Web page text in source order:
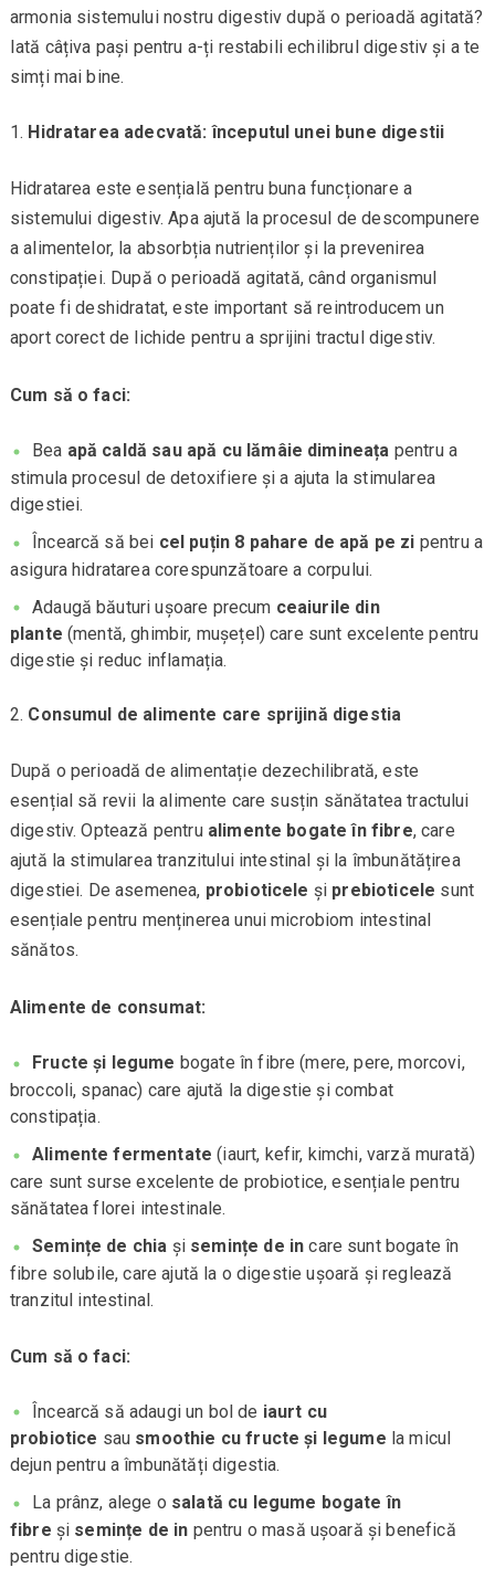
armonia sistemului nostru digestiv după o perioadă agitată?
Iată câțiva pași pentru a-ți restabili echilibrul digestiv și a te
simți mai bine.
Hidratarea adecvată: începutul unei bune digestii
Hidratarea este esențială pentru buna funcționare a
sistemului digestiv. Apa ajută la procesul de descompunere
a alimentelor, la absorbția nutrienților și la prevenirea
constipației. După o perioadă agitată, când organismul
poate fi deshidratat, este important să reintroducem un
aport corect de lichide pentru a sprijini tractul digestiv.
Cum să o faci:
Bea apă caldă sau apă cu lămâie dimineața pentru a
stimula procesul de detoxifiere și a ajuta la stimularea
digestiei.
Încearcă să bei cel puțin 8 pahare de apă pe zi pentru a
asigura hidratarea corespunzătoare a corpului.
Adaugă băuturi ușoare precum ceaiurile din
plante (mentă, ghimbir, mușețel) care sunt excelente pentru
digestie și reduc inflamația.
Consumul de alimente care sprijină digestia
După o perioadă de alimentație dezechilibrată, este
esențial să revii la alimente care susțin sănătatea tractului
digestiv. Optează pentru alimente bogate în fibre, care
ajută la stimularea tranzitului intestinal și la îmbunătățirea
digestiei. De asemenea, probioticele și prebioticele sunt
esențiale pentru menținerea unui microbiom intestinal
sănătos.
Alimente de consumat:
Fructe și legume bogate în fibre (mere, pere, morcovi,
broccoli, spanac) care ajută la digestie și combat
constipația.
Alimente fermentate (iaurt, kefir, kimchi, varză murată)
care sunt surse excelente de probiotice, esențiale pentru
sănătatea florei intestinale.
Semințe de chia și semințe de in care sunt bogate în
fibre solubile, care ajută la o digestie ușoară și reglează
tranzitul intestinal.
Cum să o faci:
Încearcă să adaugi un bol de iaurt cu
probiotice sau smoothie cu fructe și legume la micul
dejun pentru a îmbunătăți digestia.
La prânz, alege o salată cu legume bogate în
fibre și semințe de in pentru o masă ușoară și benefică
pentru digestie.